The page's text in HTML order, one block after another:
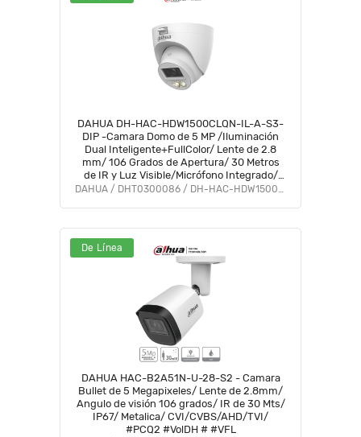
DAHUA DH-HAC-HDW1500CLQN-IL-A-S3-
DIP -Camara Domo de 5 MP /Iluminación
Dual Inteligente+FullColor/ Lente de 2.8
mm/ 106 Grados de Apertura/ 30 Metros
de IR y Luz Visible/Micrófono Integrado/
IP67/ Soporta:
DAHUA / DHT0300086 / DH-HAC-HDW1500CLQN-IL-A-S3-DIP
De Línea
DAHUA HAC-B2A51N-U-28-S2 - Camara
Bullet de 5 Megapixeles/ Lente de 2.8mm/
Angulo de visión 106 grados/ IR de 30 Mts/
IP67/ Metalica/ CVI/CVBS/AHD/TVI/
#PCQ2 #VolDH # #VFL